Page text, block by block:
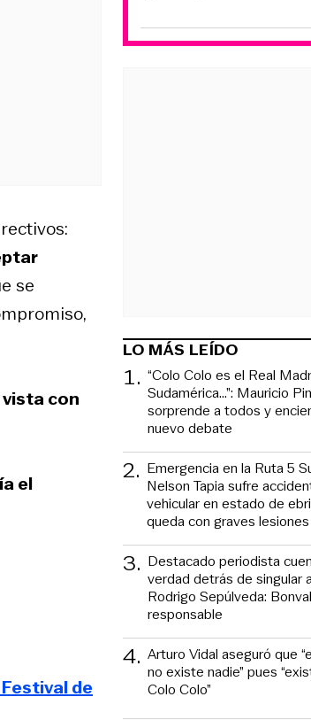
se
con
el
de
LO MÁS LEÍDO
1. “Colo Colo es el Real
Sudamérica…”: Mauricio
sorprende a todos y
nuevo debate
2. Emergencia en la Ruta 5
Nelson Tapia sufre
vehicular en estado de
queda con graves lesiones
3. Destacado periodista
verdad detrás de singular
Rodrigo Sepúlveda:
responsable
4. Arturo Vidal aseguró que
no existe nadie” pues
Colo Colo”